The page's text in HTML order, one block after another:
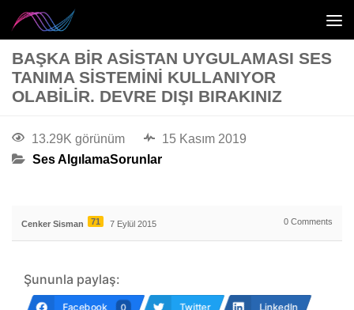
BAŞKA BIR ASISTAN UYGULAMASI SES
TANIMA SISTEMINI KULLANIYOR
OLABILIR. DEVRE DIŞI BIRAKINIZ
13.29K görünüm
15 Kasım 2019
Ses AlgılamaSorunlar
Cenker Sisman 71 7 Eylül 2015 0 Comments
Şununla paylaş:
Facebook 0 Twitter LinkedIn